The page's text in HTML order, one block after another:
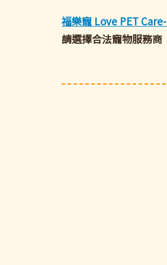
福樂寵 Love PET
請選擇合法寵物服務商